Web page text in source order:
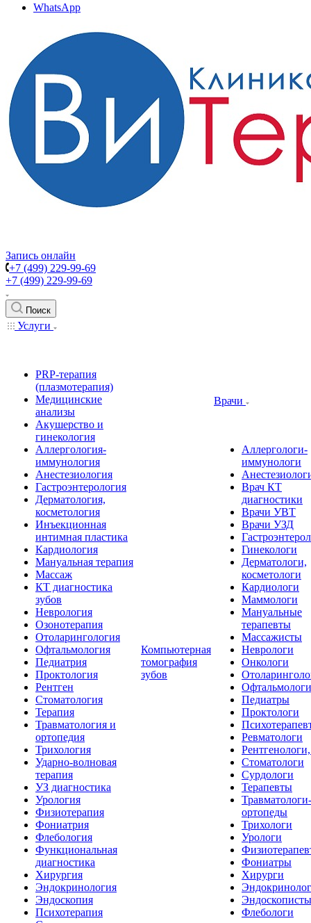
WhatsApp
Запись онлайн
+7 (499) 229-99-69
+7 (499) 229-99-69
Поиск
Услуги
PRP-терапия
(плазмотерапия)
Медицинские
анализы
Акушерство и
гинекология
Аллергология-
иммунология
Анестезиология
Гастроэнтерология
Дерматология,
косметология
Инъекционная
интимная пластика
Кардиология
Мануальная терапия
Массаж
КТ диагностика
зубов
Неврология
Озонотерапия
Отоларингология
Офтальмология
Педиатрия
Проктология
Рентген
Стоматология
Терапия
Травматология и
ортопедия
Трихология
Ударно-волновая
терапия
УЗ диагностика
Урология
Физиотерапия
Фониатрия
Флебология
Функциональная
диагностика
Хирургия
Эндокринология
Эндоскопия
Психотерапия
Компьютерная
томография
зубов
Врачи
Аллергологи-
иммунологи
Врач КТ
диагностики
Врачи УВТ
Врачи УЗД
Гинекологи
Дерматологи,
косметологи
Кардиологи
Маммологи
Мануальные
терапевты
Массажисты
Неврологи
Онкологи
Офтальмологи
Педиатры
Проктологи
Ревматологи
Стоматологи
Сурдологи
Терапевты
Травматологи-
ортопеды
Трихологи
Урологи
Фониатры
Хирурги
Эндоскописты
Флебологи